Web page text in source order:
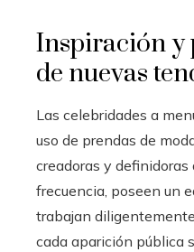
Inspiración y
de nuevas
Las celebridades a
uso de prendas de
creadoras y definidoras
frecuencia, poseen un
trabajan
cada aparición pública